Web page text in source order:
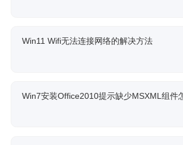
Win11 Wifi无法连接网络的解决方法
Win7安装Office2010提示缺少MSXML组件